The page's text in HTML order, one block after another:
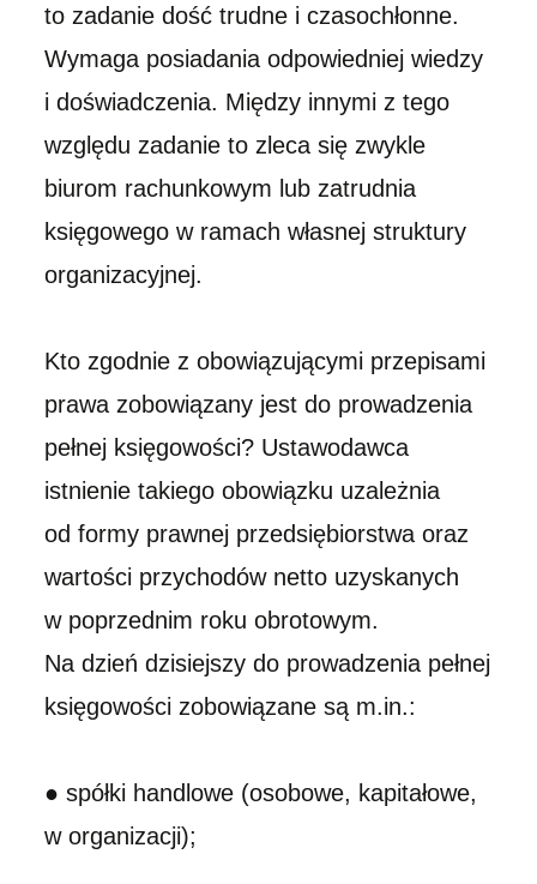
to zadanie dość trudne i czasochłonne.
Wymaga posiadania odpowiedniej wiedzy
i doświadczenia. Między innymi z tego
względu zadanie to zleca się zwykle
biurom rachunkowym lub zatrudnia
księgowego w ramach własnej struktury
organizacyjnej.
Kto zgodnie z obowiązującymi przepisami
prawa zobowiązany jest do prowadzenia
pełnej księgowości? Ustawodawca
istnienie takiego obowiązku uzależnia
od formy prawnej przedsiębiorstwa oraz
wartości przychodów netto uzyskanych
w poprzednim roku obrotowym.
Na dzień dzisiejszy do prowadzenia pełnej
księgowości zobowiązane są m.in.:
● spółki handlowe (osobowe, kapitałowe,
w organizacji);